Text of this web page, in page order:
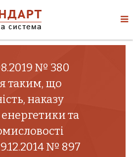
№ 380
таким, що
наказу
енергетики та
№ 897